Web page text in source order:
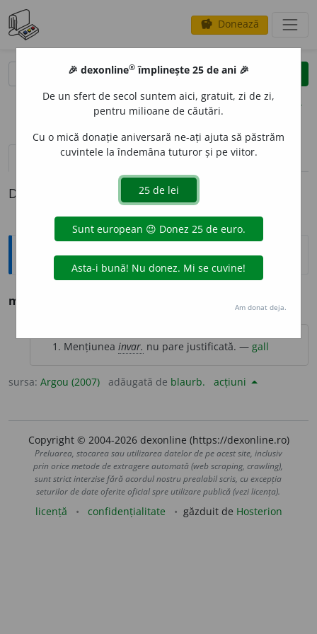
savings Donează
clear
opțiuni
definiții (1)
Definiția cu ID-ul 526375:
Argou
manglitoare
Mențiunea invar. nu pare justificată. — gall
sursa: Argou (2007) adăugată de blaurb. acțiuni
Copyright © 2004-2026 dexonline (https://dexonline.ro)
Preluarea, stocarea sau utilizarea datelor de pe acest site, inclusiv
prin orice metode de extragere automată (web scraping, crawling),
sunt strict interzise fără acordul nostru prealabil scris, cu excepția
seturilor de date oferite oficial spre utilizare publică (vezi licența).
licență confidențialitate găzduit de Hosterion
🎉 dexonline® împlinește 25 de ani 🎉
De un sfert de secol suntem aici, gratuit, zi de zi,
pentru milioane de căutări.
Cu o mică donație aniversară ne-ați ajuta să păstrăm
cuvintele la îndemâna tuturor și pe viitor.
Am donat deja.